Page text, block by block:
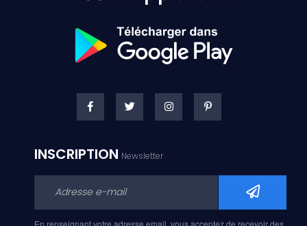
INSCRIPTION Newsletter
En renseignant votre adresse email, vous acceptez de recevoir des